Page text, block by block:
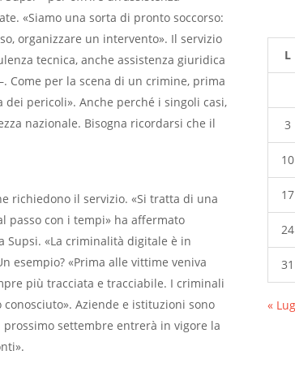
«Siamo una sorta di pronto soccorso:
organizzare un intervento». Il servizio
tecnica, anche assistenza giuridica
Come per la scena di un crimine, prima
pericoli». Anche perché i singoli casi,
nazionale. Bisogna ricordarsi che il
richiedono il servizio. «Si tratta di una
passo con i tempi» ha affermato
Supsi. «La criminalità digitale è in
esempio? «Prima alle vittime veniva
più tracciata e tracciabile. I criminali
Aziende e istituzioni sono
settembre entrerà in vigore la
L
3
10
17
24
31
« Lug